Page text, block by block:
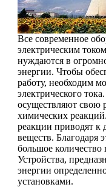
Все современное
электрическим
нуждаются в
энергии. Чтобы
работу, необходим
электрического
осуществляют свою
химических
реакции приводят к
веществ. Благодаря
большое количество
Устройства,
энергии
установками.